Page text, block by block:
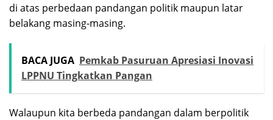
di atas perbedaan pandangan politik maupun latar
belakang masing-masing.
BACA JUGA Pemkab Pasuruan Apresiasi Inovasi
LPPNU Tingkatkan Pangan
Walaupun kita berbeda pandangan dalam berpolitik